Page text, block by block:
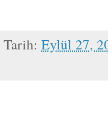
Tarih: Eylül 27,